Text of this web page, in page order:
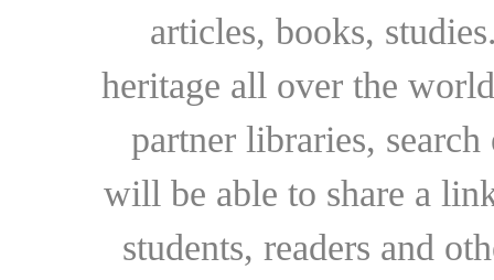
articles, books,
heritage all over the
partner libraries,
will be able to share a
students, readers and